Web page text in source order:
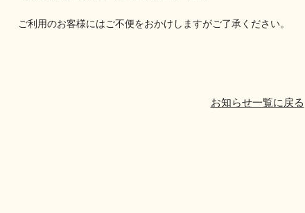
ご利用のお客様にはご不便をおかけしますがご了承ください。
お知らせ一覧に戻る